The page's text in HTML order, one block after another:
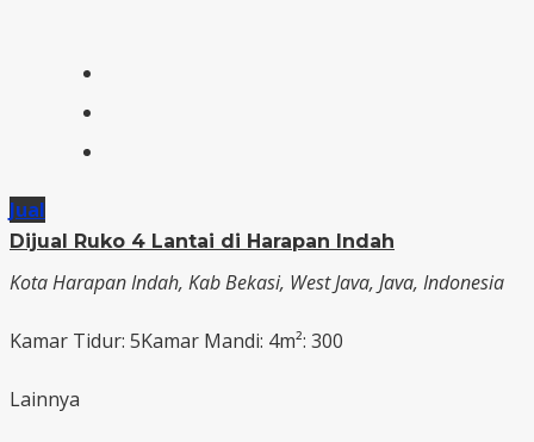
Jual
Dijual Ruko 4 Lantai di Harapan Indah
Kota Harapan Indah, Kab Bekasi, West Java, Java, Indonesia
Kamar Tidur: 5Kamar Mandi: 4m²: 300
Lainnya